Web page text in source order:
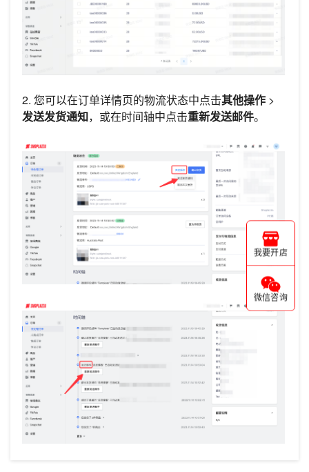
2. 您可以在订单详情页的物流状态中点击其他操作 >
发送发货通知，或在时间轴中点击重新发送邮件。
我要开店
微信咨询